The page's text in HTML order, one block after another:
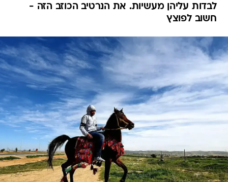
לבדות עליהן מעשיות. את הנרטיב הכוזב הזה -
חשוב לפוצץ